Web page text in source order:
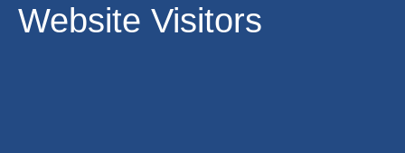
Website Visitors